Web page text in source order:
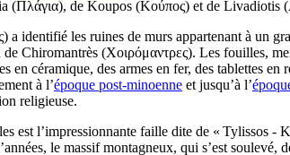
(Πλάγια), de Koupos (Κούπος) et de Livadiotis (
) a identifié les ruines de murs appartenant à un
de Chiromantrès (Χοιρόμαντρες). Les fouilles,
en céramique, des armes en fer, des tablettes
à l’époque post-minoenne et jusqu’à l’
religieuse.
est l’impressionnante faille dite de « Tylissos -
le massif montagneux, qui s’est soulevé,